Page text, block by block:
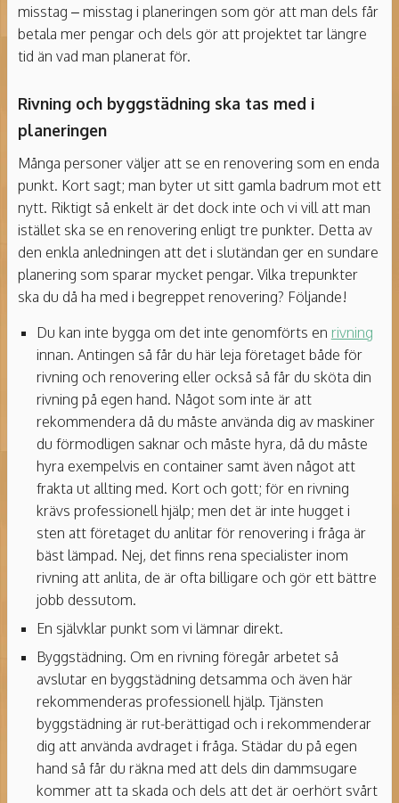
misstag – misstag i planeringen som gör att man dels får
betala mer pengar och dels gör att projektet tar längre
tid än vad man planerat för.
Rivning och byggstädning ska tas med i
planeringen
Många personer väljer att se en renovering som en enda
punkt. Kort sagt; man byter ut sitt gamla badrum mot ett
nytt. Riktigt så enkelt är det dock inte och vi vill att man
istället ska se en renovering enligt tre punkter. Detta av
den enkla anledningen att det i slutändan ger en sundare
planering som sparar mycket pengar. Vilka trepunkter
ska du då ha med i begreppet renovering? Följande!
Du kan inte bygga om det inte genomförts en rivning
innan. Antingen så får du här leja företaget både för
rivning och renovering eller också så får du sköta din
rivning på egen hand. Något som inte är att
rekommendera då du måste använda dig av maskiner
du förmodligen saknar och måste hyra, då du måste
hyra exempelvis en container samt även något att
frakta ut allting med. Kort och gott; för en rivning
krävs professionell hjälp; men det är inte hugget i
sten att företaget du anlitar för renovering i fråga är
bäst lämpad. Nej, det finns rena specialister inom
rivning att anlita, de är ofta billigare och gör ett bättre
jobb dessutom.
En självklar punkt som vi lämnar direkt.
Byggstädning. Om en rivning föregår arbetet så
avslutar en byggstädning detsamma och även här
rekommenderas professionell hjälp. Tjänsten
byggstädning är rut-berättigad och i rekommenderar
dig att använda avdraget i fråga. Städar du på egen
hand så får du räkna med att dels din dammsugare
kommer att ta skada och dels att det är oerhört svårt